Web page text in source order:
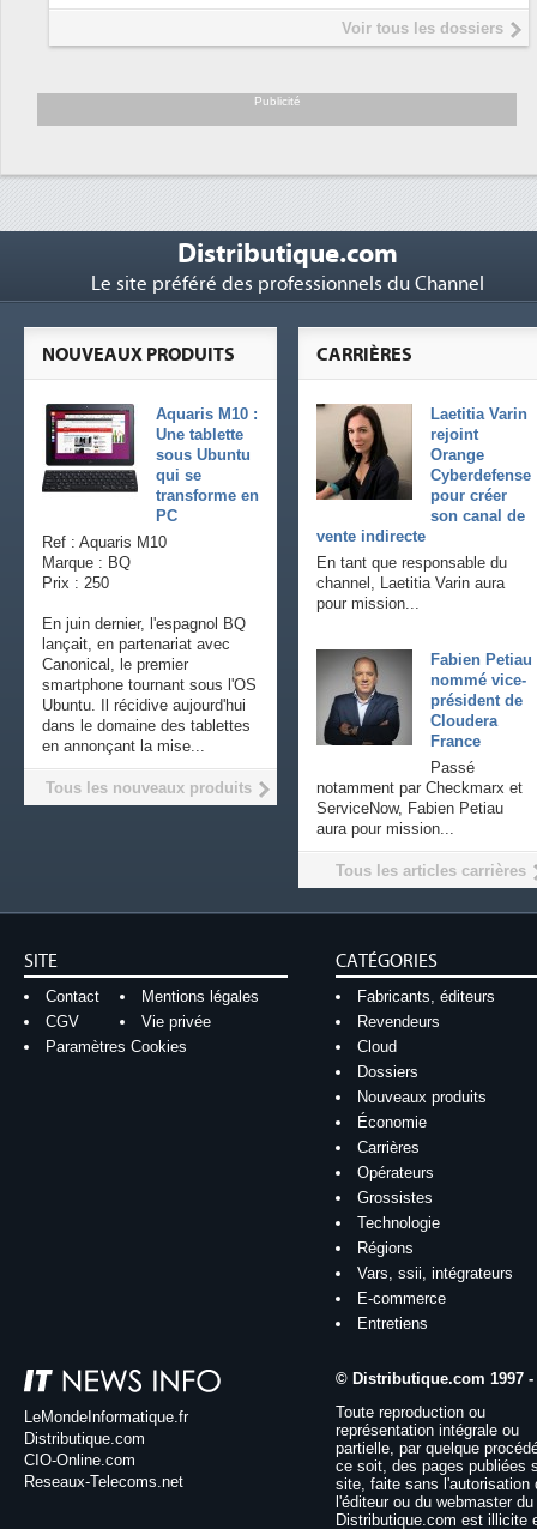
Interview de Fabrice Coquio,
président de Digital Realty...
soutient les...
Voir tous les dossiers
Publicité
Distributique.com
Le site préféré des professionnels du Channel
CARRIÈRES
Laetitia Varin
rejoint
Orange
Cyberdefense
pour créer
son canal de
vente indirecte
En tant que responsable du
channel, Laetitia Varin aura
pour mission...
Fabien Petiau
nommé vice-
président de
Cloudera
France
Passé
notamment par Checkmarx et
ServiceNow, Fabien Petiau
aura pour mission...
Tous les articles carrières
NOUVEAUX PRODUITS
Aquaris M10 :
Une tablette
sous Ubuntu
qui se
transforme en
PC
Ref : Aquaris M10
Marque : BQ
Prix : 250
En juin dernier, l'espagnol BQ
lançait, en partenariat avec
Canonical, le premier
smartphone tournant sous l'OS
Ubuntu. Il récidive aujourd'hui
dans le domaine des tablettes
en annonçant la mise...
Tous les nouveaux produits
SITE
Contact
Mentions légales
CGV
Vie privée
Paramètres Cookies
CATÉGORIES
Fabricants, éditeurs
Revendeurs
Cloud
Dossiers
Nouveaux produits
Économie
Carrières
Opérateurs
Grossistes
Technologie
Régions
Vars, ssii, intégrateurs
E-commerce
Entretiens
LeMondeInformatique.fr
Distributique.com
CIO-Online.com
Reseaux-Telecoms.net
© Distributique.com 1997 -
Toute reproduction ou
représentation intégrale ou
partielle, par quelque
ce soit, des pages publiées
site, faite sans l'autorisation
l'éditeur ou du webmaster
Distributique.com est illicite